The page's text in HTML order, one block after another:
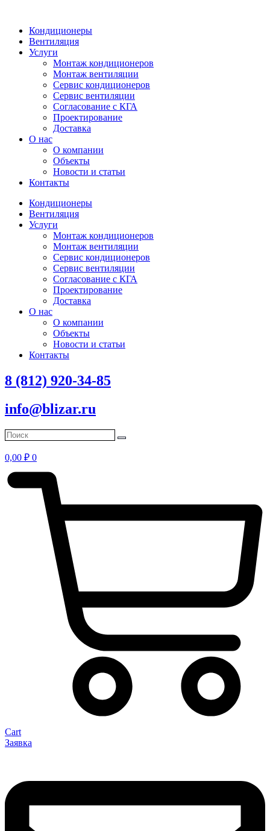
Кондиционеры
Вентиляция
Услуги
Монтаж кондиционеров
Монтаж вентиляции
Сервис кондиционеров
Сервис вентиляции
Согласование с КГА
Проектирование
Доставка
О нас
О компании
Объекты
Новости и статьи
Контакты
Кондиционеры
Вентиляция
Услуги
Монтаж кондиционеров
Монтаж вентиляции
Сервис кондиционеров
Сервис вентиляции
Согласование с КГА
Проектирование
Доставка
О нас
О компании
Объекты
Новости и статьи
Контакты
8 (812) 920-34-85
info@blizar.ru
0,00 ₽ 0
Cart
Заявка